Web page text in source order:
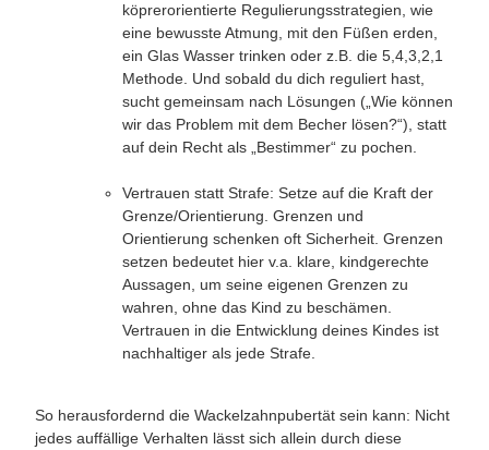
köprerorientierte Regulierungsstrategien, wie
eine bewusste Atmung, mit den Füßen erden,
ein Glas Wasser trinken oder z.B. die 5,4,3,2,1
Methode. Und sobald du dich reguliert hast,
sucht gemeinsam nach Lösungen („Wie können
wir das Problem mit dem Becher lösen?“), statt
auf dein Recht als „Bestimmer“ zu pochen.
Vertrauen statt Strafe: Setze auf die Kraft der
Grenze/Orientierung.Grenzen und
Orientierung schenken oft Sicherheit. Grenzen
setzen bedeutet hier v.a. klare, kindgerechte
Aussagen, um seine eigenen Grenzen zu
wahren, ohne das Kind zu beschämen.
Vertrauen in die Entwicklung deines Kindes ist
nachhaltiger als jede Strafe.
So herausfordernd die Wackelzahnpubertät sein kann: Nicht
jedes auffällige Verhalten lässt sich allein durch diese